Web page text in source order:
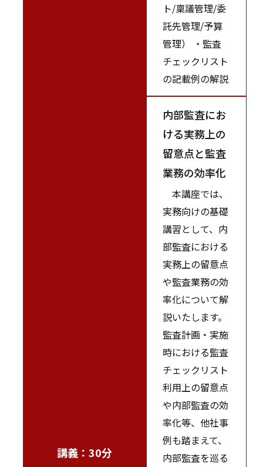
ト/稟議管理/委
託先管理/予算
管理） ・監査
チェックリスト
の記載例の解説
講義：30分
内部監査にお
ける実務上の
留意点と監査
業務の効率化
本講座では、
実務向けの基礎
講習として、内
部監査における
実務上の留意点
や監査業務の効
率化について解
説いたします。
監査計画・実施
時における監査
チェックリスト
利用上の留意点
や内部監査の効
率化等、他社事
例も踏まえて、
内部監査を巡る